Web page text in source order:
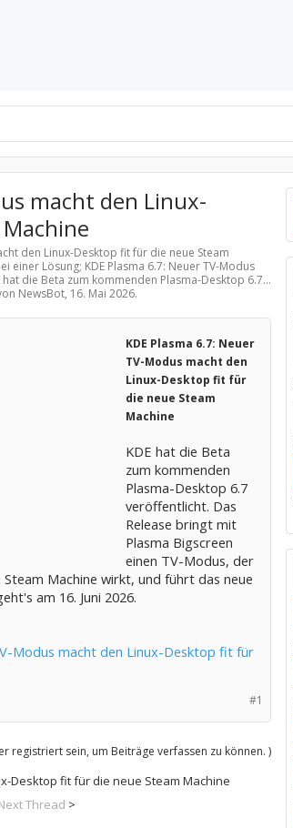
macht den Linux-
den Linux-Desktop fit für die neue Steam
einer Lösung; KDE Plasma 6.7: Neuer TV-Modus
die Beta zum kommenden Plasma-Desktop 6.7...
NewsBot, 16. Mai 2026.
KDE Plasma 6.7: Neuer
TV-Modus macht den
Linux-Desktop fit für
die neue Steam
Machine
KDE hat die Beta
zum kommenden
Plasma-Desktop 6.7
veröffentlicht. Das
Release bringt mit
Plasma Bigscreen
einen TV-Modus, der
Machine wirkt, und führt das neue
am 16. Juni 2026.
Modus macht den Linux-Desktop fit für
#1
registriert sein, um Beiträge verfassen zu können. )
Desktop fit für die neue Steam Machine
Thread >